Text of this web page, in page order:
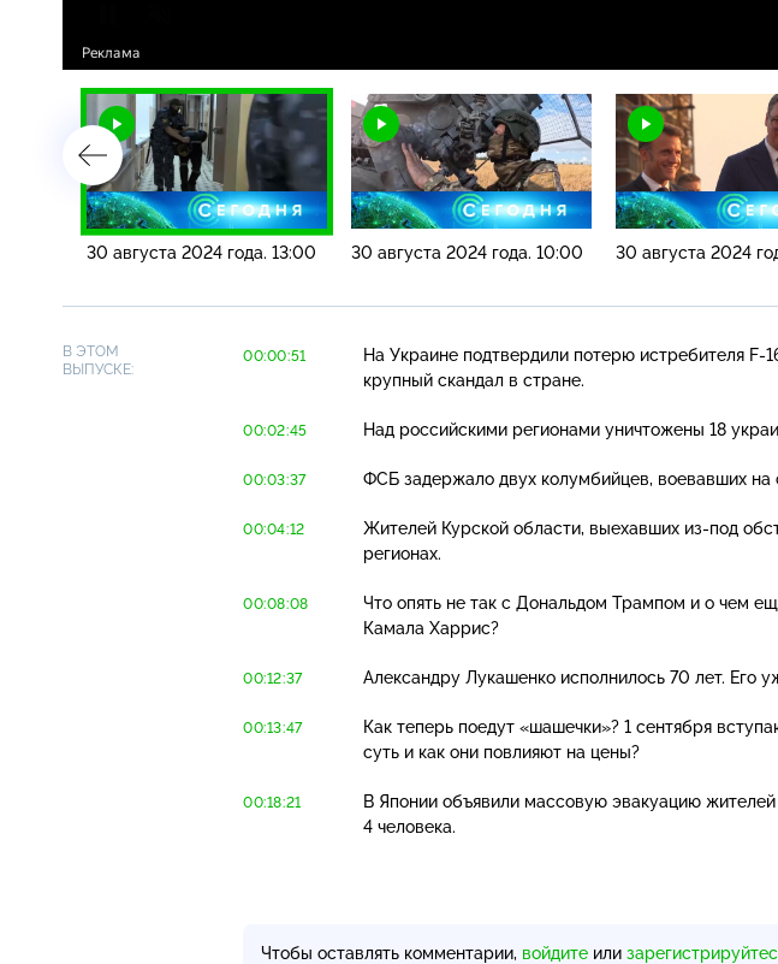
30 августа 2024 года. 13:00 30 августа 2024 года. 10:00 30 августа 2024
В ЭТОМ
ВЫПУСКЕ:
00:00:51 На Украине подтвердили потерю истребителя F-
крупный скандал в стране.
00:02:45 Над российскими регионами уничтожены 18
00:03:37 ФСБ задержало двух колумбийцев, воевавших на
00:04:12 Жителей Курской области, выехавших из-под
регионах.
00:08:08
Что опять не так с Дональдом Трампом и о чем
Камала Харрис?
00:12:37 Александру Лукашенко исполнилось 70 лет. Его
00:13:47
Как теперь поедут «шашечки»? 1 сентября
суть и как они повлияют на цены?
00:18:21 В Японии объявили массовую эвакуацию жителей
4 человека.
Чтобы оставлять комментарии, войдите или